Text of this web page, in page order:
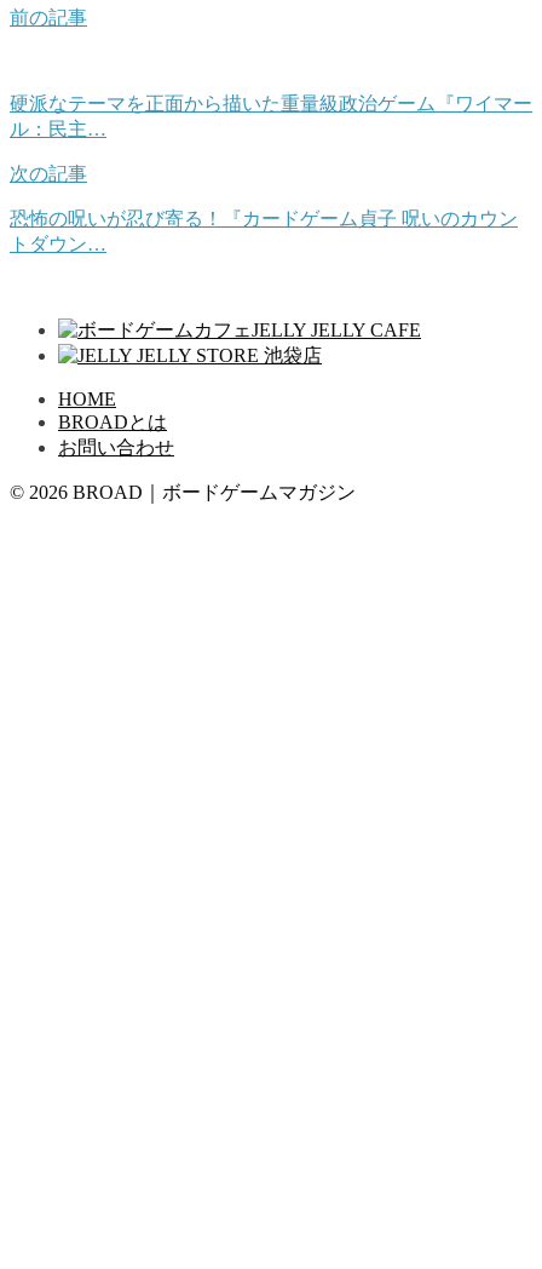
前の記事
硬派なテーマを正面から描いた重量級政治ゲーム『ワイマー
ル：民主…
次の記事
恐怖の呪いが忍び寄る！『カードゲーム貞子 呪いのカウン
トダウン…
HOME
BROADとは
お問い合わせ
© 2026 BROAD｜ボードゲームマガジン